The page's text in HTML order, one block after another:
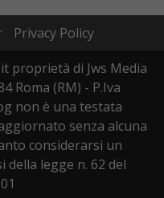
Privacy Policy
proprietà di Jws Media
Roma (RM) - P.Iva
non è una testata
senza alcuna
considerarsi un
legge n. 62 del